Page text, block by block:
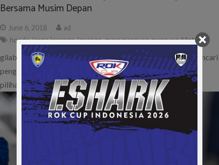
Bersama Musim Depan
June 6, 2018
ad
honda,jorge lorenzo,lorenzo,marc marquez,marquez,MotoGP
gilabalap.com – Tak butuh waktu lama bagi Honda untuk mencari
pengganti Dani Pedrosa. Tim Honda akhirnya menjatuhkan
pilihan kepada Jorge…